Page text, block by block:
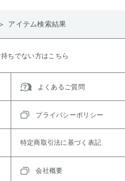
アイテム検索結果
ちでない方はこちら
よくあるご質問
プライバシーポリシー
特定商取引法に基づく表記
会社概要